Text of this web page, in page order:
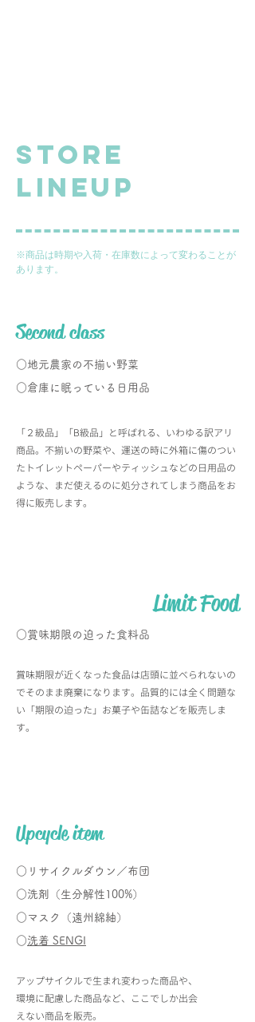
store
lineup
※商品は時期や入荷・在庫数によって変わることが
あります。
Second class
○地元農家の不揃い野菜
​○倉庫に眠っている日用品
「２級品」「B級品」と呼ばれる、いわゆる訳アリ
商品。不揃いの野菜や、運送の時に外箱に傷のつい
たトイレットペーパーやティッシュなどの日用品の
ような、まだ使えるのに処分されてしまう商品をお
得に販売します。
LimitFood
○賞味期限の迫った食料品
​賞味期限が近くなった食品は店頭に並べられないの
でそのまま廃棄になります。品質的には全く問題な
い「期限の迫った」お菓子や缶詰などを販売しま
す。
Upcycle item
○リサイクルダウン ／布団
○洗剤（生分解性100%）
○マスク（遠州綿紬）
​○洗着 SENGI
​アップサイクルで生まれ変わった商品や、
環境に配慮した商品など、ここでしか出会
えない商品を販売。